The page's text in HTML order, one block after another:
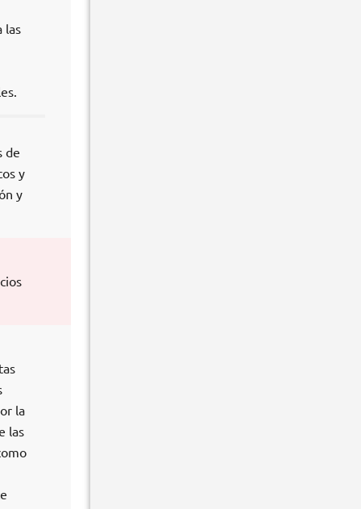
las
de
y
y
la
las